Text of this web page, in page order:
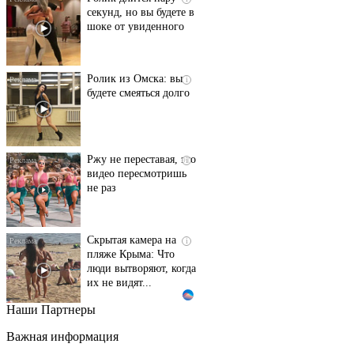
секунд, но вы будете в
шоке от увиденного
i
Ролик из Омска: вы
будете смеяться долго
i
Ржу не переставая, это
видео пересмотришь
не раз
i
Скрытая камера на
пляже Крыма: Что
люди вытворяют, когда
их не видят...
Ролик длится
смеяться вы будете
Наши Партнеры
Важная информация